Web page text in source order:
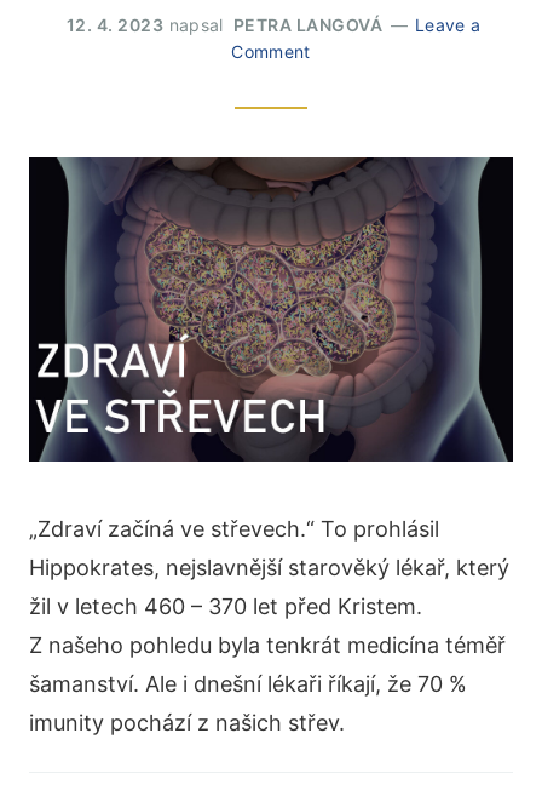
12. 4. 2023 napsal PETRA LANGOVÁ
Leave a
Comment
„Zdraví začíná ve střevech.“ To prohlásil
Hippokrates, nejslavnější starověký lékař, který
žil v letech 460 – 370 let před Kristem.
Z našeho pohledu byla tenkrát medicína téměř
šamanství. Ale i dnešní lékaři říkají, že 70 %
imunity pochází z našich střev.